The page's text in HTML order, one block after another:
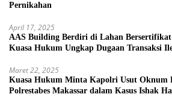
Pernikahan
April 17, 2025
AAS Building Berdiri di Lahan
Kuasa Hukum Ungkap Dugaan Transaksi
Maret 22, 2025
Kuasa Hukum Minta Kapolri Usut Oknum
Polrestabes Makassar dalam Kasus Ishak